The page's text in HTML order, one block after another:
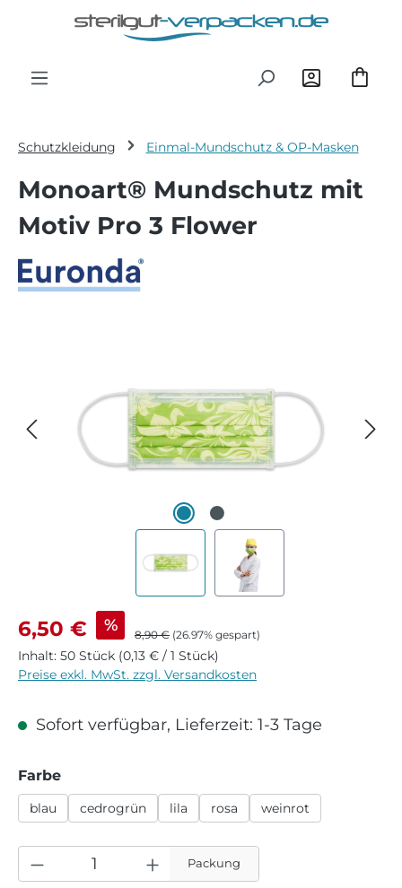
Zum Hauptinhalt springen
Schutzkleidung Einmal-Mundschutz & OP-Masken
Monoart® Mundschutz mit
Motiv Pro 3 Flower
Verkaufspreis:
6,50 € % Regulärer Preis:
8,90 € (26.97% gespart)
Inhalt: 50 Stück (0,13 € / 1 Stück)
Preise exkl. MwSt. zzgl. Versandkosten
Sofort verfügbar, Lieferzeit: 1-3 Tage
Farbeauswählen
blau cedrogrün lila rosa weinrot
Packung